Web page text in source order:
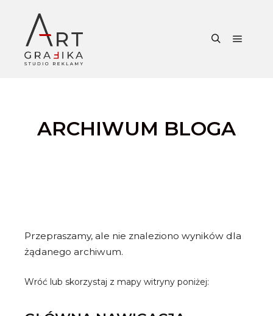
ARCHIWUM BLOGA
Przepraszamy, ale nie znaleziono wyników dla
żądanego archiwum.
Wróć lub skorzystaj z mapy witryny poniżej: